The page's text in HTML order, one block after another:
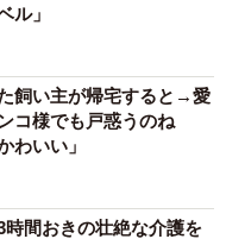
ル」
飼い主が帰宅すると→愛
コ様でも戸惑うのね
わいい」
間おきの壮絶な介護を